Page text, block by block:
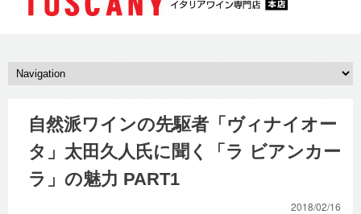
自然派ワインの先駆者「ヴィナイオー
タ」太田久人氏に聞く「ラ ビアンカー
ラ」の魅力 PART1
2018/02/16